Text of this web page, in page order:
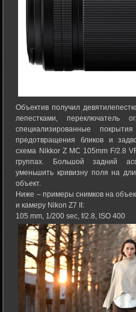
Объектив получил
лепестками, переключатель
специализированные
предотвращения бликов и
схема Nikkor Z MC 105mm F/2.8
группах. Большой задний
уменьшить кривизну поля на
объект.
Ниже – примеры снимков на
и камеру Nikon Z7 II:
105 mm, 1/200 sec, f/2.8, ISO 400